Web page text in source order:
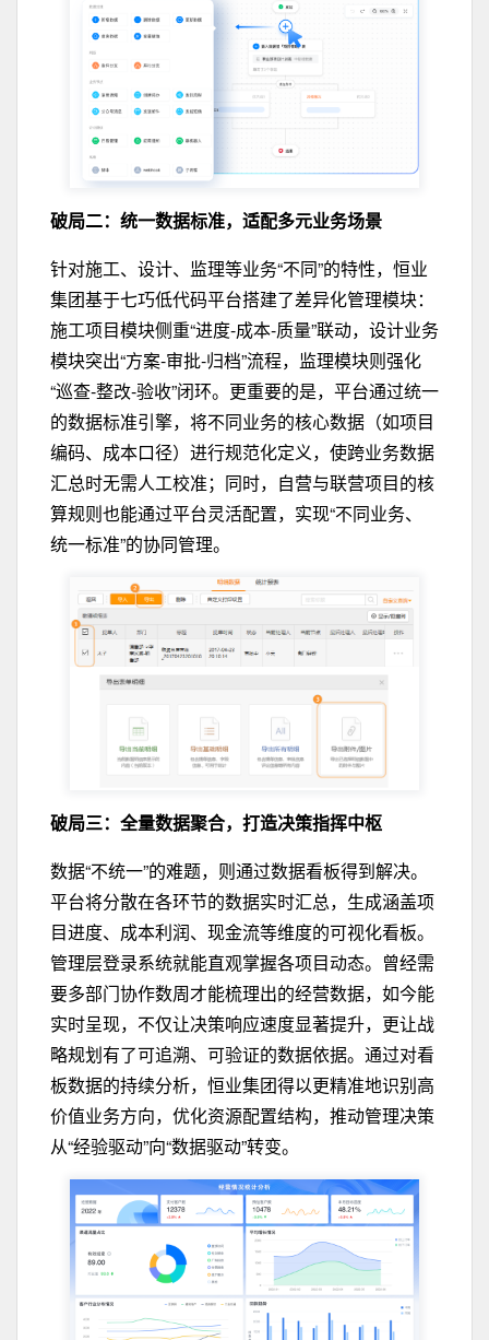
破局二： 统一数据标准， 适配多元业务场景
针对施工、设计、监理等业务“不同”的特性，恒业
集团基于七巧低代码平台搭建了差异化管理模块：
施工项目模块侧重“进度-成本-质量”联动，设计业务
模块突出“方案-审批-归档”流程，监理模块则强化
“巡查-整改-验收”闭环。更重要的是，平台通过统一
的数据标准引擎，将不同业务的核心数据（如项目
编码、成本口径）进行规范化定义，使跨业务数据
汇总时无需人工校准；同时，自营与联营项目的核
算规则也能通过平台灵活配置，实现“不同业务、
统一标准”的协同管理。
破局三：全量数据聚合，打造决策指挥中枢
数据“不统一”的难题，则通过数据看板得到解决。
平台将分散在各环节的数据实时汇总，生成涵盖项
目进度、成本利润、现金流等维度的可视化看板。
管理层登录系统就能直观掌握各项目动态。曾经需
要多部门协作数周才能梳理出的经营数据，如今能
实时呈现，不仅让决策响应速度显著提升，更让战
略规划有了可追溯、可验证的数据依据。通过对看
板数据的持续分析，恒业集团得以更精准地识别高
价值业务方向，优化资源配置结构，推动管理决策
从“经验驱动”向“数据驱动”转变。